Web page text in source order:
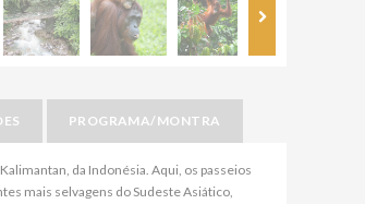
PROGRAMA/MONTRA
da Indonésia. Aqui, os passeios
mais selvagens do Sudeste Asiático,